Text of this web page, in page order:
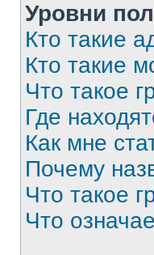
Уровни
Кто такие
Кто такие
Что такое
Где
Как мне
Почему
Что такое
Что